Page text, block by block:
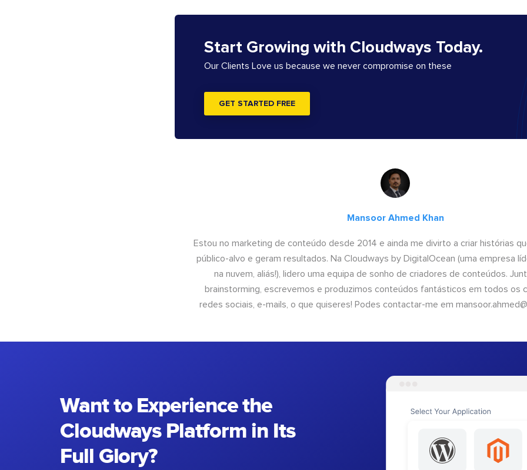
Start Growing with Cloudways Today.
Our Clients Love us because we never compromise on these
GET STARTED FREE
Mansoor Ahmed Khan
Estou no marketing de conteúdo desde 2014 e ainda me divirto a criar histórias
público-alvo e geram resultados. Na Cloudways by DigitalOcean (uma empresa
na nuvem, aliás!), lidero uma equipa de sonho de criadores de conteúdos.
brainstorming, escrevemos e produzimos conteúdos fantásticos em todos os
redes sociais, e-mails, o que quiseres! Podes contactar-me em
Want to Experience the
Cloudways Platform in Its
Full Glory?